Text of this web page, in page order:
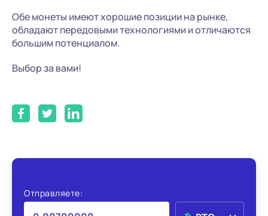
Обе монеты имеют хорошие позиции на рынке,
обладают передовыми технологиями и отличаются
большим потенциалом.
Выбор за вами!
Отправляете: